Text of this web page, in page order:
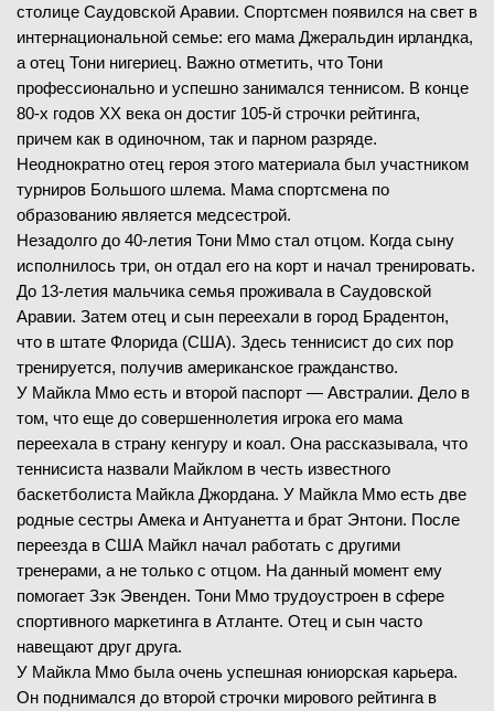
столице Саудовской Аравии. Спортсмен появился на свет в
интернациональной семье: его мама Джеральдин ирландка,
а отец Тони нигериец. Важно отметить, что Тони
профессионально и успешно занимался теннисом. В конце
80-х годов ХХ века он достиг 105-й строчки рейтинга,
причем как в одиночном, так и парном разряде.
Неоднократно отец героя этого материала был участником
турниров Большого шлема. Мама спортсмена по
образованию является медсестрой.
Незадолго до 40-летия Тони Ммо стал отцом. Когда сыну
исполнилось три, он отдал его на корт и начал тренировать.
До 13-летия мальчика семья проживала в Саудовской
Аравии. Затем отец и сын переехали в город Брадентон,
что в штате Флорида (США). Здесь теннисист до сих пор
тренируется, получив американское гражданство.
У Майкла Ммо есть и второй паспорт — Австралии. Дело в
том, что еще до совершеннолетия игрока его мама
переехала в страну кенгуру и коал. Она рассказывала, что
теннисиста назвали Майклом в честь известного
баскетболиста Майкла Джордана. У Майкла Ммо есть две
родные сестры Амека и Антуанетта и брат Энтони. После
переезда в США Майкл начал работать с другими
тренерами, а не только с отцом. На данный момент ему
помогает Зэк Эвенден. Тони Ммо трудоустроен в сфере
спортивного маркетинга в Атланте. Отец и сын часто
навещают друг друга.
У Майкла Ммо была очень успешная юниорская карьера.
Он поднимался до второй строчки мирового рейтинга в